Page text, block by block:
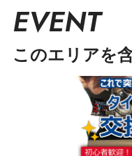
EVENT
このエリアを